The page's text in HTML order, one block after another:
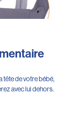
tête de votre bébé,
avec lui dehors.